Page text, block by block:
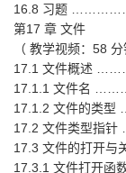
16.8 习题
第17 章 文件
（ 教学视频：58
17.1 文件概
17.1.1 文件名
17.1.2 文件的
17.2 文件类型
17.3 文件的打
17.3.1 文件打开